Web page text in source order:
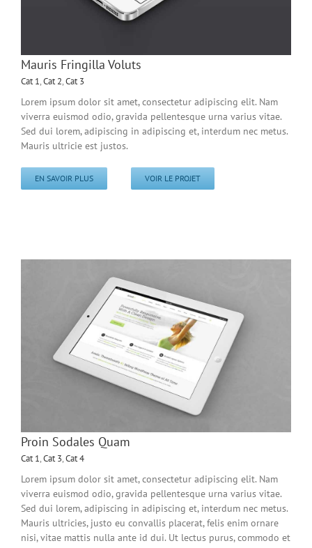
Mauris Fringilla Voluts
Cat 1,Cat 2,Cat 3
Lorem ipsum dolor sit amet, consectetur adipiscing elit. Nam
viverra euismod odio, gravida pellentesque urna varius vitae.
Sed dui lorem, adipiscing in adipiscing et, interdum nec metus.
Mauris ultricie est justos.
EN SAVOIR PLUS VOIR LE PROJET
Proin Sodales Quam
Cat 1,Cat 3,Cat 4
Lorem ipsum dolor sit amet, consectetur adipiscing elit. Nam
viverra euismod odio, gravida pellentesque urna varius vitae.
Sed dui lorem, adipiscing in adipiscing et, interdum nec metus.
Mauris ultricies, justo eu convallis placerat, felis enim ornare
nisi, vitae mattis nulla ante id dui. Ut lectus purus, commodo et